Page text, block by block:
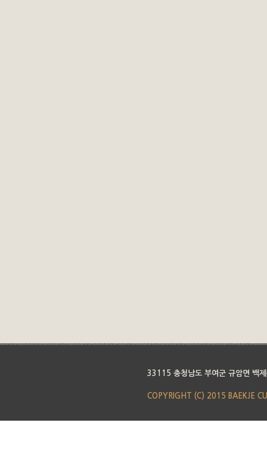
33115 충청남도 부여군 규암면 백
COPYRIGHT (C) 2015 BAEKJE